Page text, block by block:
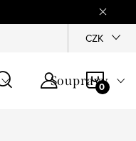
Jak
CZK
Soupravy